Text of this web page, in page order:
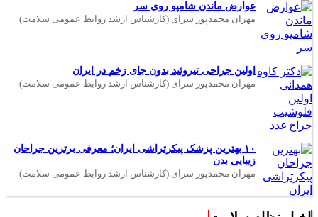
عوارض ماندن شامپو روی سر
مهران محمدپور سرای (کارشناس ارشد روابط عمومی سلامت)
اولین جراحی تیروئید بدون جای زخم در ایران
مهران محمدپور سرای (کارشناس ارشد روابط عمومی سلامت)
۱۰ بهترین پزشک پیکرتراشی ایران؛ معرفی برترین جراحان
زیبایی بدن
مهران محمدپور سرای (کارشناس ارشد روابط عمومی سلامت)